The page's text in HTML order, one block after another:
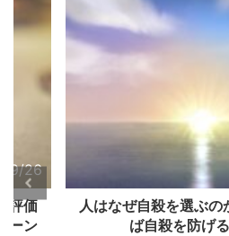
9/26
評価
ーン
人はなぜ自殺を選ぶ
ば自殺を防げ